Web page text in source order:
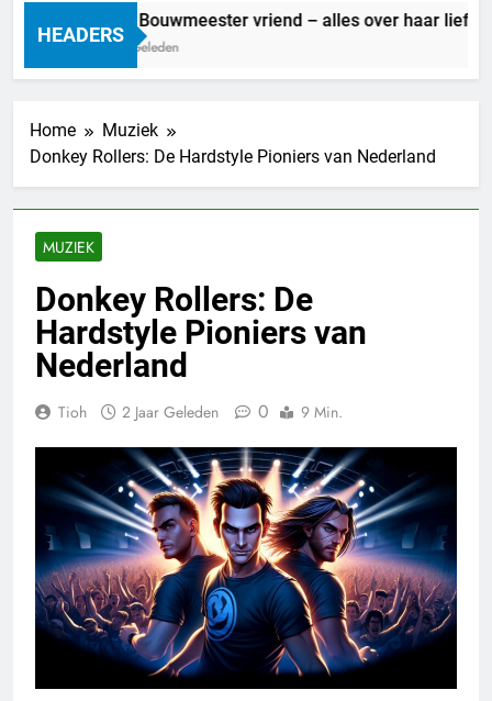
HEADERS
Marit Bouwmeester vriend – alles over haar
1 Dag Geleden
Home
Muziek
Donkey Rollers: De Hardstyle Pioniers van Nederland
MUZIEK
Donkey Rollers: De
Hardstyle Pioniers van
Nederland
Tioh 2 Jaar Geleden 0 9 Min.